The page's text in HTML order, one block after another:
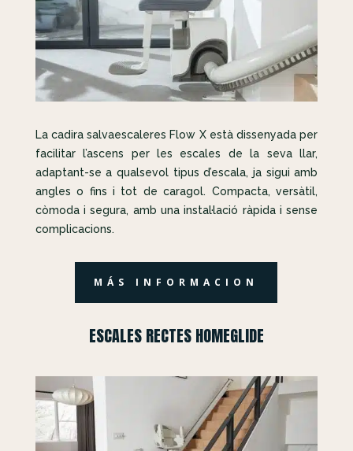
La cadira salvaescaleres Flow X està dissenyada per
facilitar l’ascens per les escales de la seva llar,
adaptant-se a qualsevol tipus d’escala, ja sigui amb
angles o fins i tot de caragol. Compacta, versàtil,
còmoda i segura, amb una instal·lació ràpida i sense
complicacions.
MÁS INFORMACION
ESCALES RECTES HOMEGLIDE